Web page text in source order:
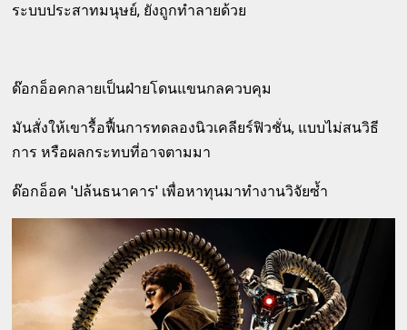
ระบบประสาทมนุษย์, ยังถูกทำลายด้วย
ด๊อกอ็อคกลายเป็นฝ่ายโดนแขนกลควบคุม
มันสั่งให้เขารื้อฟื้นการทดลองนิวเคลียร์ฟิวชั่น, แบบไม่สนวิธี
การ หรือผลกระทบที่อาจตามมา
ด๊อกอ็อค 'ปล้นธนาคาร' เพื่อหาทุนมาทำงานวิจัยซ้ำ